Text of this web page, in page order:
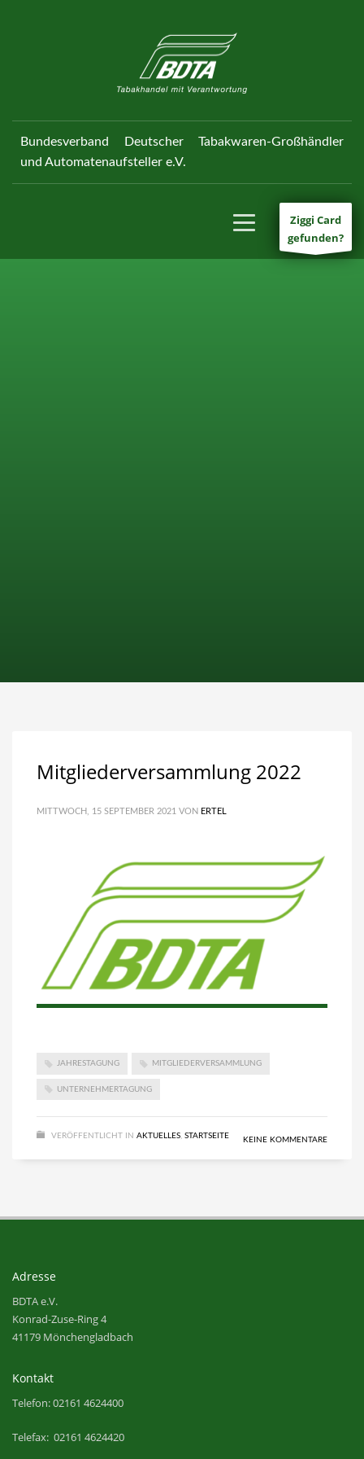
Bundesverband Deutscher Tabakwaren-Großhändler
und Automatenaufsteller e.V.
Ziggi Card
gefunden?
Mitgliederversammlung 2022
MITTWOCH, 15 SEPTEMBER 2021 VON ERTEL
JAHRESTAGUNG MITGLIEDERVERSAMMLUNG
UNTERNEHMERTAGUNG
VERÖFFENTLICHT IN AKTUELLES, STARTSEITE KEINE KOMMENTARE
Adresse
BDTA e.V.
Konrad-Zuse-Ring 4
41179 Mönchengladbach
Kontakt
Telefon: 02161 4624400
Telefax: 02161 4624420